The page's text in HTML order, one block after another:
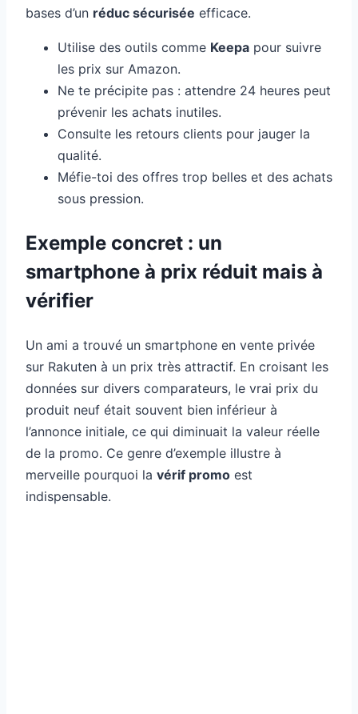
bases d’un réduc sécurisée efficace.
Utilise des outils comme Keepa pour suivre
les prix sur Amazon.
Ne te précipite pas : attendre 24 heures peut
prévenir les achats inutiles.
Consulte les retours clients pour jauger la
qualité.
Méfie-toi des offres trop belles et des achats
sous pression.
Exemple concret : un
smartphone à prix réduit mais à
vérifier
Un ami a trouvé un smartphone en vente privée
sur Rakuten à un prix très attractif. En croisant les
données sur divers comparateurs, le vrai prix du
produit neuf était souvent bien inférieur à
l’annonce initiale, ce qui diminuait la valeur réelle
de la promo. Ce genre d’exemple illustre à
merveille pourquoi la vérif promo est
indispensable.